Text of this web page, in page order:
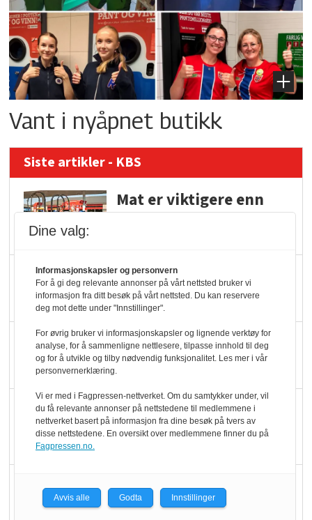
Vant i nyåpnet butikk
Siste artikler - KBS
Mat er viktigere enn
pris når elbilister
Ti bensinstasjoner
legger ned hver måned
Potetball, kylling og 98
oktan
KBS-bransjen i
endring: Stadig større
Vokser med ferdigmat
i dagligvare
Dine valg:
Informasjonskapsler og personvern
For å gi deg relevante annonser på vårt nettsted bruker vi
informasjon fra ditt besøk på vårt nettsted. Du kan reservere
deg mot dette under "Innstillinger".
For øvrig bruker vi informasjonskapsler og lignende verktøy for
analyse, for å sammenligne nettlesere, tilpasse innhold til deg
og for å utvikle og tilby nødvendig funksjonalitet. Les mer i vår
personvernerklæring.
Vi er med i Fagpressen-nettverket. Om du samtykker under, vil
du få relevante annonser på nettstedene til medlemmene i
nettverket basert på informasjon fra dine besøk på tvers av
disse nettstedene. En oversikt over medlemmene finner du på
Fagpressen.no.
Avvis alle Godta Innstillinger